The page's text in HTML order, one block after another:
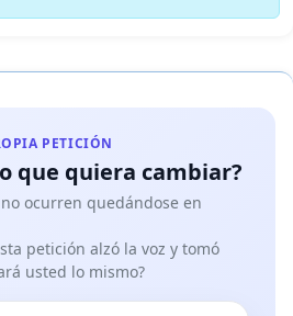
PETICIÓN
que quiera cambiar?
ocurren quedándose en
petición alzó la voz y tomó
usted lo mismo?